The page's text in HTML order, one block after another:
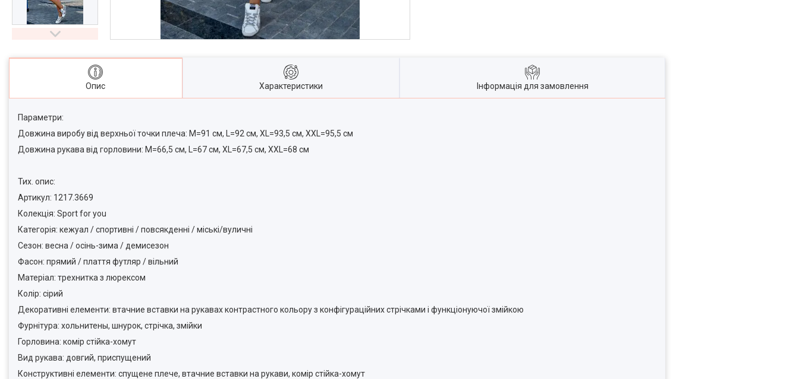
Опис Характеристики Інформація для замовлення
Параметри:
Довжина виробу від верхньої точки плеча: M=91 см, L=92 см, XL=93,5 см, XXL=95,5 см
Довжина рукава від горловини: M=66,5 см, L=67 см, XL=67,5 см, XXL=68 см
Тих. опис:
Артикул: 1217.3669
Колекція: Sport for you
Категорія: кежуал / спортивні / повсякденні / міські/вуличні
Сезон: весна / осінь-зима / демисезон
Фасон: прямий / плаття футляр / вільний
Матеріал: трехнитка з люрексом
Колір: сірий
Декоративні елементи: втачние вставки на рукавах контрастного кольору з конфігураційних стрічками і функціонуючої змійкою
Фурнітура: хольнитены, шнурок, стрічка, змійки
Горловина: комір стійка-хомут
Вид рукава: довгий, приспущений
Конструктивні елементи: спущене плече, втачние вставки на рукави, комір стійка-хомут